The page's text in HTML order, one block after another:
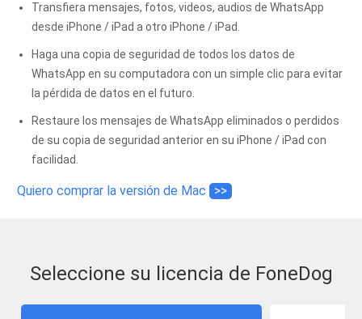
Transfiera mensajes, fotos, videos, audios de WhatsApp
desde iPhone / iPad a otro iPhone / iPad.
Haga una copia de seguridad de todos los datos de
WhatsApp en su computadora con un simple clic para evitar
la pérdida de datos en el futuro.
Restaure los mensajes de WhatsApp eliminados o perdidos
de su copia de seguridad anterior en su iPhone / iPad con
facilidad.
Quiero comprar la versión de Mac >>
Seleccione su licencia de FoneDog